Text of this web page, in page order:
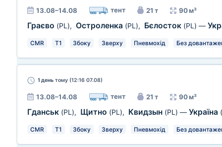
13.08–14.08 тент 21 т 90 м³
Граєво (PL), Остроленка (PL), Бєлосток (PL) —
CMR T1 Збоку Зверху Пневмохід Без
1 день тому (12:16 07.08)
13.08–14.08 тент 21 т 90 м³
Гданськ (PL), Щитно (PL), Квидзын (PL) — Україна
CMR T1 Збоку Зверху Пневмохід Без